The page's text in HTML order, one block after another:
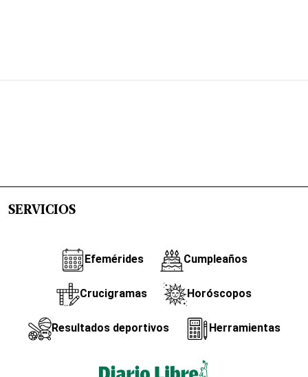
SERVICIOS
Efemérides Cumpleaños
Crucigramas Horóscopos
Resultados deportivos Herramientas